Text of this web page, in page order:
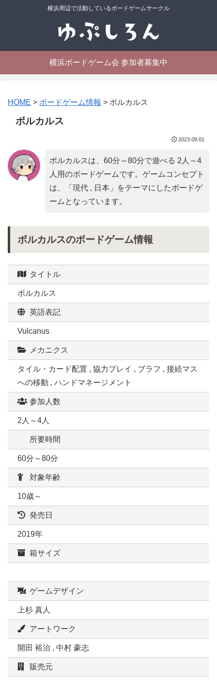
横浜周辺で活動しているボードゲームサークル
横浜ボードゲーム会 参加者募集中
HOME > ボードゲーム情報 > ボルカルス
ボルカルス
2023.09.01
ボルカルスは、60分～80分で遊べる 2人～4
人用のボードゲームです。ゲームコンセプト
は、「 現代 , 日本 」をテーマにしたボードゲ
ームとなっています。
ボルカルスのボードゲーム情報
タイトル
ボルカルス
英語表記
Vulcanus
メカニクス
タイル・カード配置 , 協力プレイ , ブラフ , 接続マス
への移動 , ハンドマネージメント
参加人数
2人～4人
所要時間
60分～80分
対象年齢
10歳～
発売日
2019年
箱サイズ
ゲームデザイン
上杉 真人
アートワーク
開田 裕治 , 中村 豪志
販売元